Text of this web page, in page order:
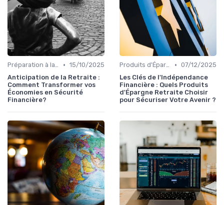
Préparation à la Retraite • 15/10/2025
Anticipation de la Retraite :
Comment Transformer vos
Économies en Sécurité
Financière?
Produits d'Épargne Retraite • 07/12/2025
Les Clés de l'Indépendance
Financière : Quels Produits
d'Épargne Retraite Choisir
pour Sécuriser Votre Avenir ?